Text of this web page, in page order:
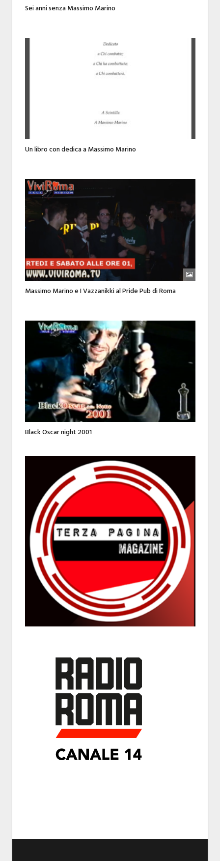
Sei anni senza Massimo Marino
Un libro con dedica a Massimo Marino
Massimo Marino e I Vazzanikki al Pride Pub di Roma
Black Oscar night 2001